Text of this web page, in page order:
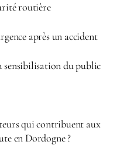
routière
après un accident
sensibilisation du public
qui contribuent aux
en Dordogne ?